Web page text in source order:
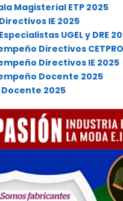
Magisterial ETP 2025
IE 2025
UGEL y DRE
Directivos CETPRO
Directivos IE 2025
Docente 2025
2025